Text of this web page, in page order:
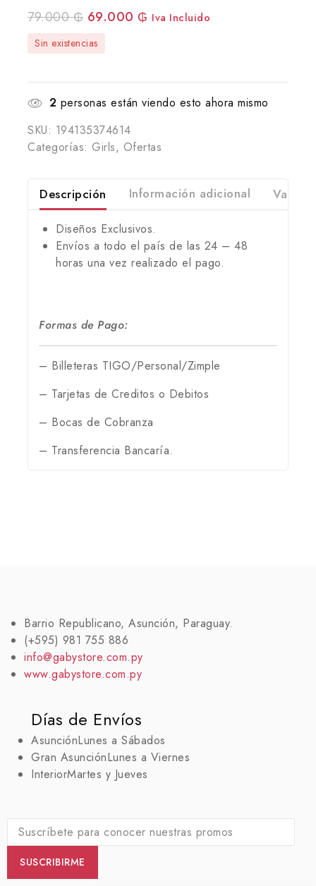
79.000₲ 69.000 ₲ Iva Incluido
Sin existencias
2 personas están viendo esto ahora mismo
SKU: 194135374614
Categorías: Girls, Ofertas
Descripción Información adicional
Diseños Exclusivos.
Envíos a todo el país de las 24 – 48
horas una vez realizado el pago.
Formas de Pago:
– Billeteras TIGO/Personal/Zimple
– Tarjetas de Creditos o Debitos
– Bocas de Cobranza
– Transferencia Bancaría.
Barrio Republicano, Asunción, Paraguay.
(+595) 981 755 886
info@gabystore.com.py
www.gabystore.com.py
Días de Envíos
AsunciónLunes a Sábados
Gran AsunciónLunes a Viernes
InteriorMartes y Jueves